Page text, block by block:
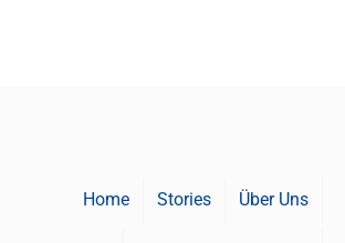
Home Stories Über Uns